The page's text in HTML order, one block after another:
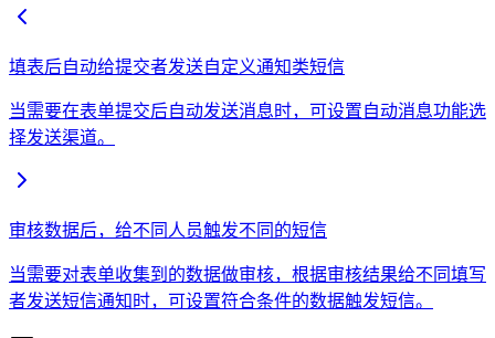
填表后自动给提交者发送自定义通知类短信
当需要在表单提交后自动发送消息时，可设置自动消息功能选
择发送渠道。
审核数据后，给不同人员触发不同的短信
当需要对表单收集到的数据做审核，根据审核结果给不同填写
者发送短信通知时，可设置符合条件的数据触发短信。